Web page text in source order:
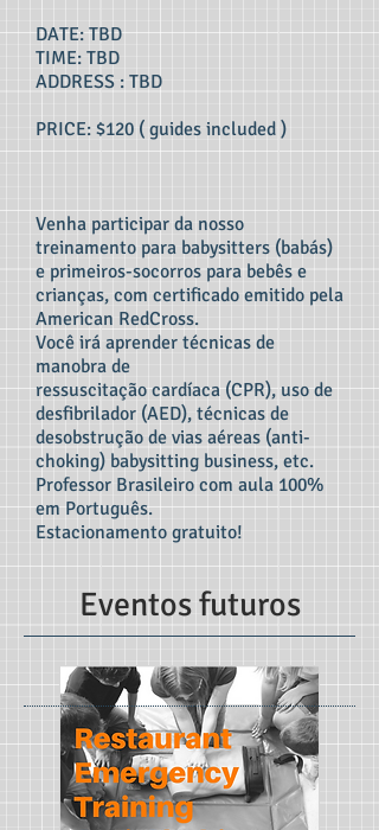
DATE: TBD
TIME: TBD
ADDRESS : TBD
PRICE: $120 ( guides included )
Venha participar da nosso
treinamento para babysitters (babás)
e primeiros-socorros para bebês e
crianças, com certificado emitido pela
American RedCross.
Você irá aprender técnicas de
manobra de
ressuscitação cardíaca (CPR), uso de
desfibrilador (AED), técnicas de
desobstrução de vias aéreas (anti-
choking) babysitting business, etc.
Professor Brasileiro com aula 100%
em Português.
Estacionamento gratuito!
Eventos futuros